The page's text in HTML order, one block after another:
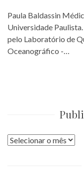
Paula Baldassin
Universidade
pelo Laboratório de
Oceanográfico -…
Publicações